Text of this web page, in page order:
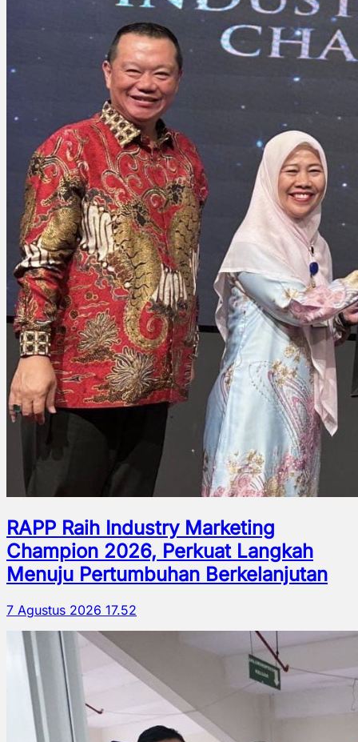
RAPP Raih Industry Marketing
Champion 2026, Perkuat Langkah
Menuju Pertumbuhan Berkelanjutan
7 Agustus 2026 17.52